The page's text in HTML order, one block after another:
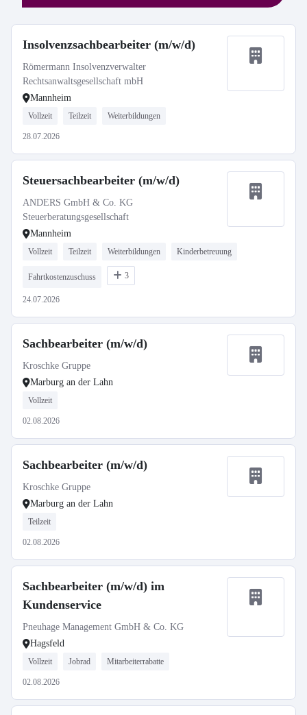
Insolvenzsachbearbeiter (m/w/d)
Römermann Insolvenzverwalter
Rechtsanwaltsgesellschaft mbH
Mannheim
Vollzeit Teilzeit Weiterbildungen
28.07.2026
Steuersachbearbeiter (m/w/d)
ANDERS GmbH & Co. KG
Steuerberatungsgesellschaft
Mannheim
Vollzeit Teilzeit Weiterbildungen Kinderbetreuung
Fahrtkostenzuschuss 3
24.07.2026
Sachbearbeiter (m/w/d)
Kroschke Gruppe
Marburg an der Lahn
Vollzeit
02.08.2026
Sachbearbeiter (m/w/d)
Kroschke Gruppe
Marburg an der Lahn
Teilzeit
02.08.2026
Sachbearbeiter (m/w/d) im
Kundenservice
Pneuhage Management GmbH & Co. KG
Hagsfeld
Vollzeit Jobrad Mitarbeiterrabatte
02.08.2026